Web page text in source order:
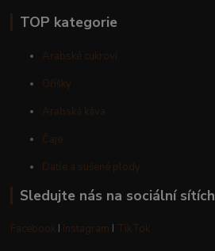
TOP kategorie
Arabské cukroví
Oříšky
Arabská káva
Čaje
Datle a sušené plody
Sledujte nás na sociální sítích
Facebook I Instagram I TikTok